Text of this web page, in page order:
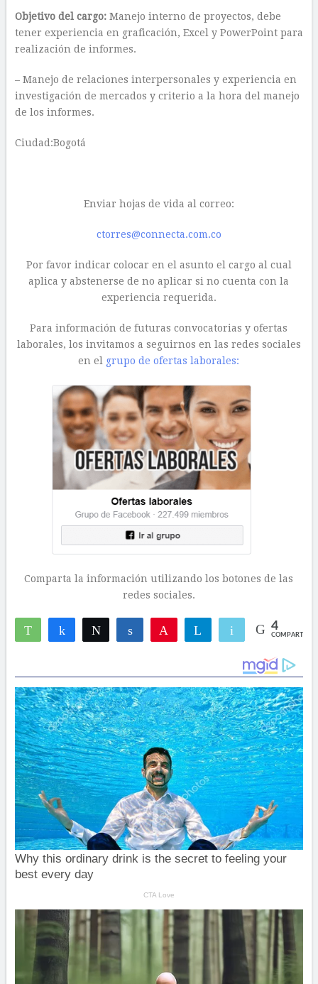
Objetivo del cargo:Manejo interno de proyectos, debe
tener experiencia en graficación, Excel y PowerPoint para
realización de informes.
– Manejo de relaciones interpersonales y experiencia en
investigación de mercados y criterio a la hora del manejo
de los informes.
Ciudad:Bogotá
Enviar hojas de vida al correo:
ctorres@connecta.com.co
Por favor indicar colocar en el asunto el cargo al cual
aplica y abstenerse de no aplicar si no cuenta con la
experiencia requerida.
Para información de futuras convocatorias y ofertas
laborales, los invitamos a seguirnos en las redes sociales
en el grupo de ofertas laborales:
Comparta la información utilizando los botones de las
redes sociales.
WhatsAppCompartirTwittear Compartir Telegram Email 4
COMPARTIR